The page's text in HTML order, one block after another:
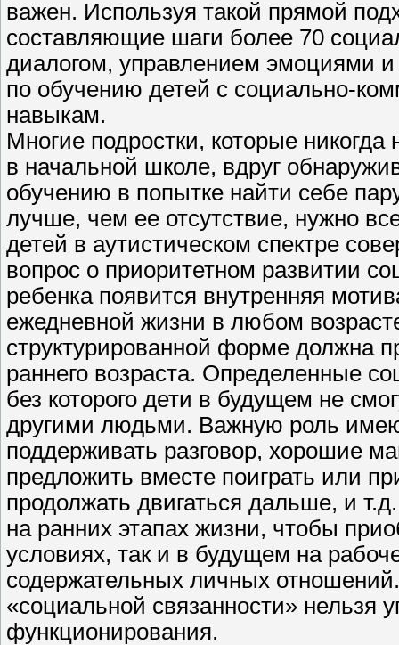
важен. Используя такой прямой
составляющие шаги более 70
диалогом, управлением эмоциями
по обучению детей с социально-
навыкам.
Многие подростки, которые
в начальной школе, вдруг
обучению в попытке найти себе
лучше, чем ее отсутствие, нужно
детей в аутистическом спектре
вопрос о приоритетном развитии
ребенка появится внутренняя
ежедневной жизни в любом
структурированной форме должна
раннего возраста. Определенные
без которого дети в будущем не
другими людьми. Важную роль
поддерживать разговор, хорошие
предложить вместе поиграть или
продолжать двигаться дальше, и
на ранних этапах жизни, чтобы
условиях, так и в будущем на
содержательных личных
«социальной связанности» нельзя
функционирования.